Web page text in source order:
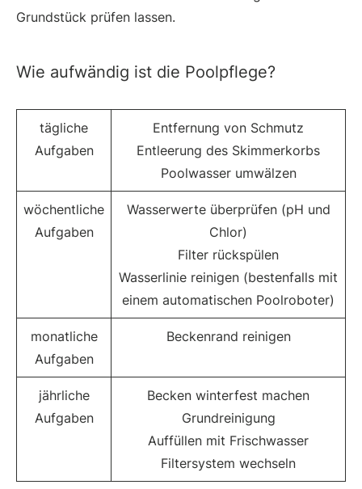
Grundstück prüfen lassen.
Wie aufwändig ist die Poolpflege?
tägliche
Aufgaben
Entfernung von Schmutz
Entleerung des Skimmerkorbs
Poolwasser umwälzen
wöchentliche
Aufgaben
Wasserwerte überprüfen (pH und
Chlor)
Filter rückspülen
Wasserlinie reinigen (bestenfalls mit
einem automatischen Poolroboter)
monatliche
Aufgaben
Beckenrand reinigen
jährliche
Aufgaben
Becken winterfest machen
Grundreinigung
Auffüllen mit Frischwasser
Filtersystem wechseln